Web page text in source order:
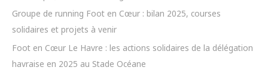
Groupe de running Foot en Cœur : bilan 2025, courses
solidaires et projets à venir
Foot en Cœur Le Havre : les actions solidaires de la délégation
havraise en 2025 au Stade Océane